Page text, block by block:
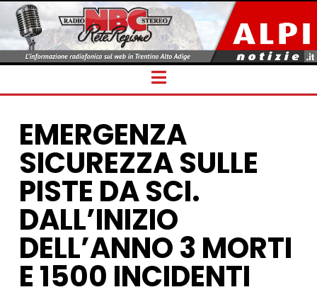
Navigation
EMERGENZA
SICUREZZA SULLE
PISTE DA SCI.
DALL’INIZIO
DELL’ANNO 3 MORTI
E 1500 INCIDENTI